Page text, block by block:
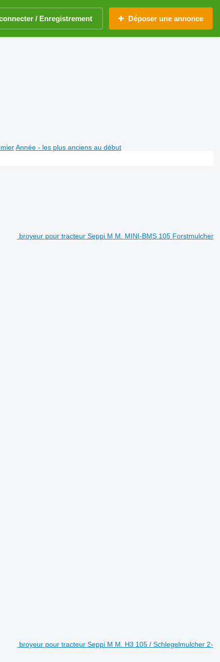
/ Enregistrement Déposer une annonce
Année - les plus anciens au début
broyeur pour tracteur Seppi M M. MINI-BMS 105 Forstmulcher
broyeur pour tracteur Seppi M M. H3 105 / Schlegelmulcher 2-